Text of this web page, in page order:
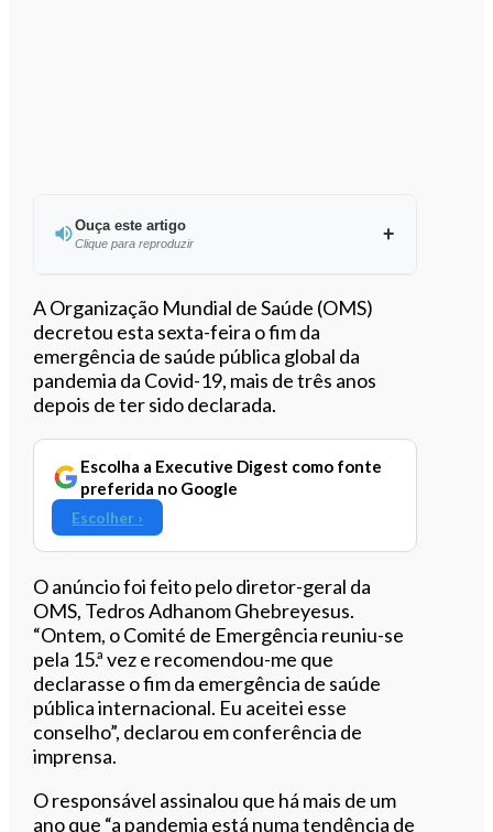
Ouça este artigo
Clique para reproduzir
Ouvir este artigo
A Organização Mundial de Saúde (OMS)
decretou esta sexta-feira o fim da
emergência de saúde pública global da
pandemia da Covid-19, mais de três anos
depois de ter sido declarada.
Escolha a Executive Digest como fonte
preferida no Google
Escolher ›
O anúncio foi feito pelo diretor-geral da
OMS, Tedros Adhanom Ghebreyesus.
“Ontem, o Comité de Emergência reuniu-se
pela 15.ª vez e recomendou-me que
declarasse o fim da emergência de saúde
pública internacional. Eu aceitei esse
conselho”, declarou em conferência de
imprensa.
O responsável assinalou que há mais de um
ano que “a pandemia está numa tendência de